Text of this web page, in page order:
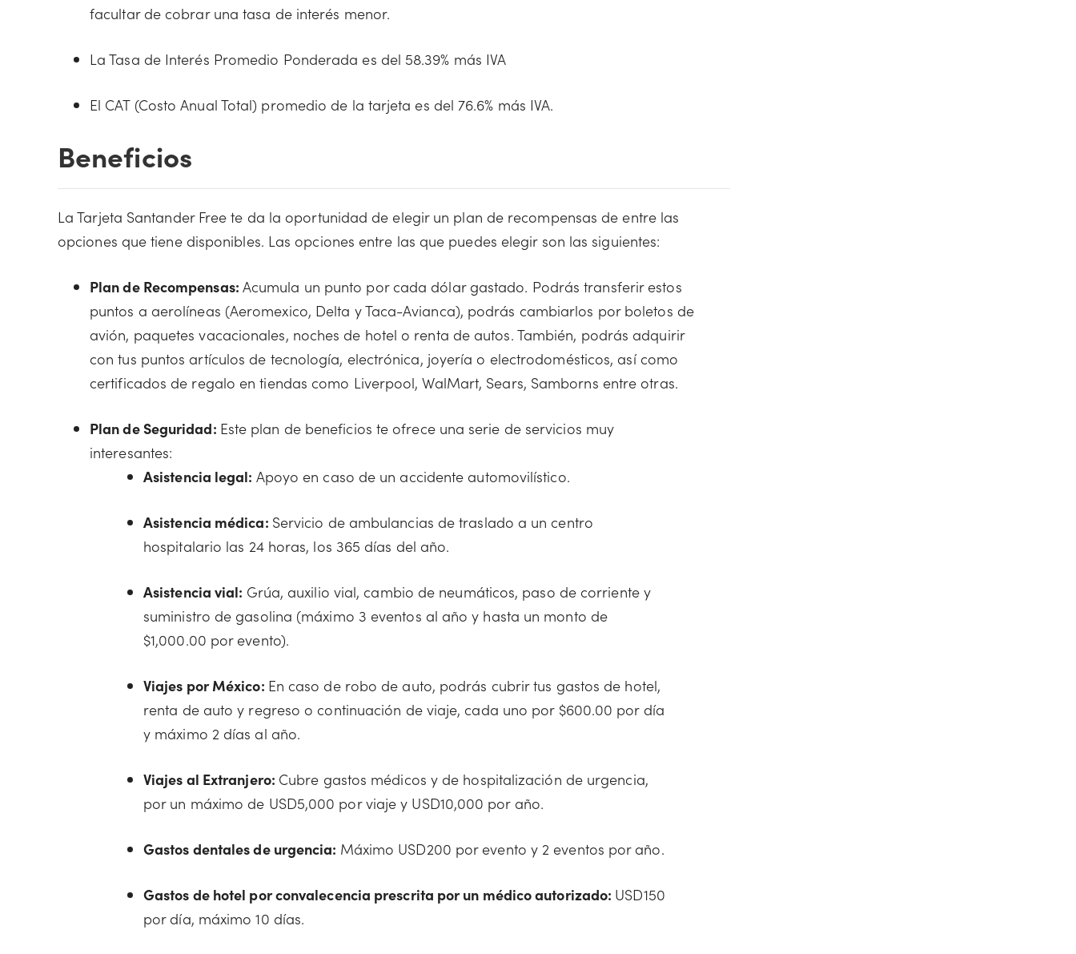
facultar de cobrar una tasa de interés menor.
La Tasa de Interés Promedio Ponderada es del 58.39% más IVA
El CAT (Costo Anual Total) promedio de la tarjeta es del 76.6% más IVA.
Beneficios
La Tarjeta Santander Free te da la oportunidad de elegir un plan de recompensas de entre las
opciones que tiene disponibles. Las opciones entre las que puedes elegir son las siguientes:
Plan de Recompensas: Acumula un punto por cada dólar gastado. Podrás transferir estos
puntos a aerolíneas (Aeromexico, Delta y Taca-Avianca), podrás cambiarlos por boletos de
avión, paquetes vacacionales, noches de hotel o renta de autos. También, podrás adquirir
con tus puntos artículos de tecnología, electrónica, joyería o electrodomésticos, así como
certificados de regalo en tiendas como Liverpool, WalMart, Sears, Samborns entre otras.
Plan de Seguridad: Este plan de beneficios te ofrece una serie de servicios muy
interesantes:
Asistencia legal: Apoyo en caso de un accidente automovilístico.
Asistencia médica: Servicio de ambulancias de traslado a un centro
hospitalario las 24 horas, los 365 días del año.
Asistencia vial: Grúa, auxilio vial, cambio de neumáticos, paso de corriente y
suministro de gasolina (máximo 3 eventos al año y hasta un monto de
$1,000.00 por evento).
Viajes por México: En caso de robo de auto, podrás cubrir tus gastos de hotel,
renta de auto y regreso o continuación de viaje, cada uno por $600.00 por día
y máximo 2 días al año.
Viajes al Extranjero: Cubre gastos médicos y de hospitalización de urgencia,
por un máximo de USD5,000 por viaje y USD10,000 por año.
Gastos dentales de urgencia: Máximo USD200 por evento y 2 eventos por año.
Gastos de hotel por convalecencia prescrita por un médico autorizado: USD150
por día, máximo 10 días.